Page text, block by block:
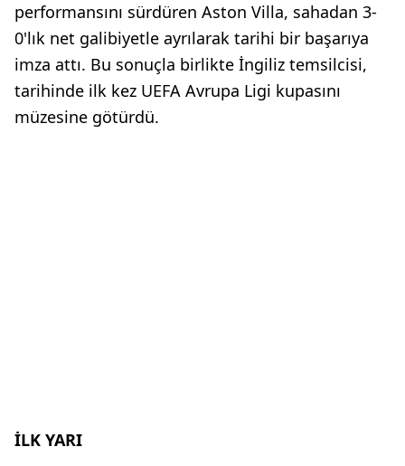
performansını sürdüren Aston Villa, sahadan 3-
0'lık net galibiyetle ayrılarak tarihi bir başarıya
imza attı. Bu sonuçla birlikte İngiliz temsilcisi,
tarihinde ilk kez UEFA Avrupa Ligi kupasını
müzesine götürdü.
İLK YARI